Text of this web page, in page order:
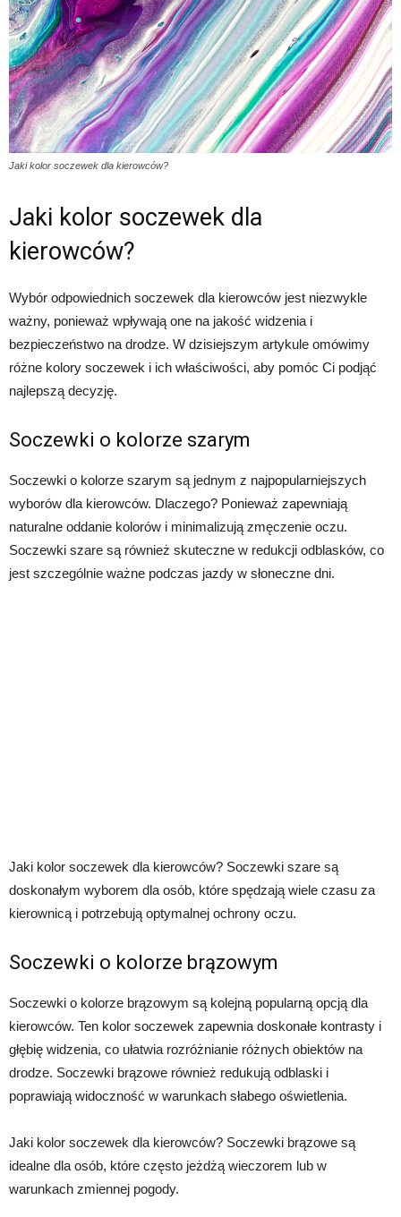
Jaki kolor soczewek dla kierowców?
Jaki kolor soczewek dla
kierowców?
Wybór odpowiednich soczewek dla kierowców jest niezwykle
ważny, ponieważ wpływają one na jakość widzenia i
bezpieczeństwo na drodze. W dzisiejszym artykule omówimy
różne kolory soczewek i ich właściwości, aby pomóc Ci podjąć
najlepszą decyzję.
Soczewki o kolorze szarym
Soczewki o kolorze szarym są jednym z najpopularniejszych
wyborów dla kierowców. Dlaczego? Ponieważ zapewniają
naturalne oddanie kolorów i minimalizują zmęczenie oczu.
Soczewki szare są również skuteczne w redukcji odblasków, co
jest szczególnie ważne podczas jazdy w słoneczne dni.
Jaki kolor soczewek dla kierowców? Soczewki szare są
doskonałym wyborem dla osób, które spędzają wiele czasu za
kierownicą i potrzebują optymalnej ochrony oczu.
Soczewki o kolorze brązowym
Soczewki o kolorze brązowym są kolejną popularną opcją dla
kierowców. Ten kolor soczewek zapewnia doskonałe kontrasty i
głębię widzenia, co ułatwia rozróżnianie różnych obiektów na
drodze. Soczewki brązowe również redukują odblaski i
poprawiają widoczność w warunkach słabego oświetlenia.
Jaki kolor soczewek dla kierowców? Soczewki brązowe są
idealne dla osób, które często jeżdżą wieczorem lub w
warunkach zmiennej pogody.